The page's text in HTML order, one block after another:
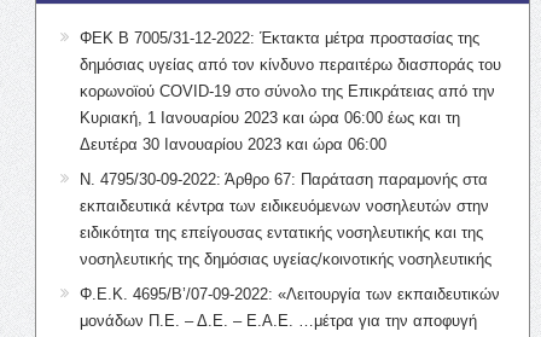
ΦΕΚ Β 7005/31-12-2022: Έκτακτα μέτρα προστασίας της
δημόσιας υγείας από τον κίνδυνο περαιτέρω διασποράς του
κορωνοϊού COVID-19 στο σύνολο της Επικράτειας από την
Κυριακή, 1 Ιανουαρίου 2023 και ώρα 06:00 έως και τη
Δευτέρα 30 Ιανουαρίου 2023 και ώρα 06:00
Ν. 4795/30-09-2022: Άρθρο 67: Παράταση παραμονής στα
εκπαιδευτικά κέντρα των ειδικευόμενων νοσηλευτών στην
ειδικότητα της επείγουσας εντατικής νοσηλευτικής και της
νοσηλευτικής της δημόσιας υγείας/κοινοτικής νοσηλευτικής
Φ.Ε.Κ. 4695/Β’/07-09-2022: «Λειτουργία των εκπαιδευτικών
μονάδων Π.Ε. – Δ.Ε. – Ε.Α.Ε. …μέτρα για την αποφυγή